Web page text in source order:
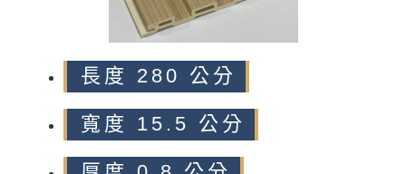
長度 280 公分
寬度 15.5 公分